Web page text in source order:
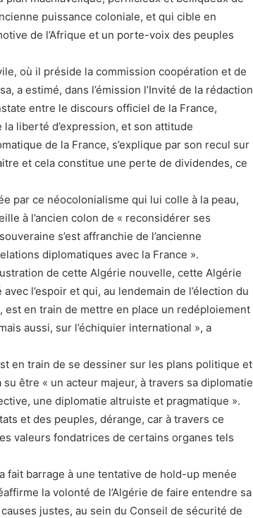
puissance coloniale, et qui cible en
de l’Afrique et un porte-voix des peuples
où il préside la commission coopération et de
a estimé, dans l’émission l’Invité de la rédaction
entre le discours officiel de la France,
liberté d’expression, et son attitude
de la France, s’explique par son recul sur
et cela constitue une perte de dividendes, ce
par ce néocolonialisme qui lui colle à la peau,
à l’ancien colon de « reconsidérer ses
s’est affranchie de l’ancienne
diplomatiques avec la France ».
de cette Algérie nouvelle, cette Algérie
l’espoir et qui, au lendemain de l’élection du
en train de mettre en place un redéploiement
aussi, sur l’échiquier international », a
en train de se dessiner sur les plans politique et
être « un acteur majeur, à travers sa diplomatie
une diplomatie altruiste et pragmatique ».
et des peuples, dérange, car à travers ce
valeurs fondatrices de certains organes tels
fait barrage à une tentative de hold-up menée
la volonté de l’Algérie de faire entendre sa
justes, au sein du Conseil de sécurité de